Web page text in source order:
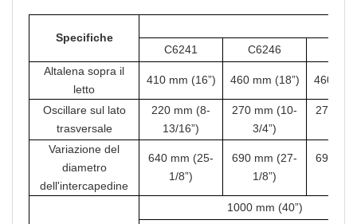
Specifiche
C6241
C6246
Altalena sopra il
letto
410 mm (16”) 460 mm (18”) 460 mm
Oscillare sul lato
trasversale
220 mm (8-
13/16”)
270 mm (10-
3/4”)
270
Variazione del
diametro
dell'intercapedine
640 mm (25-
1/8”)
690 mm (27-
1/8”)
690
1000 mm (40”)